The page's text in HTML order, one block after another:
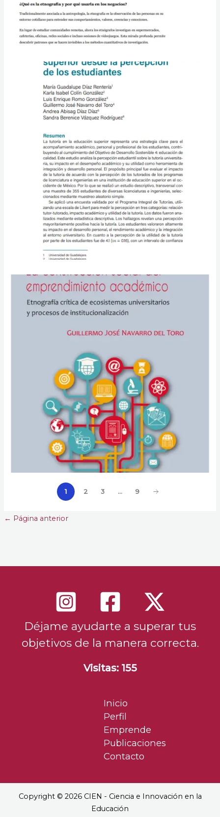
1 2 3 … 9
← Página anterior
Déjame ayudarte a superar tus
objetivos de la manera correcta.
Visitas: 155
Inicio
Perfil
Emprende
Publicaciones
Contacto
Copyright © 2026 CIEN - Ciencia e Innovación en la
Educación